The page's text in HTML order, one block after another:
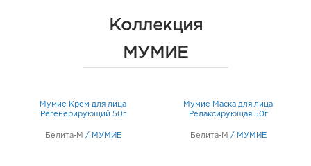
Коллекция
МУМИЕ
Мумие Крем для лица
Регенерирующий 50г
Белита-М / МУМИЕ
Мумие Маска для лица
Релаксирующая 50г
Белита-М / МУМИЕ